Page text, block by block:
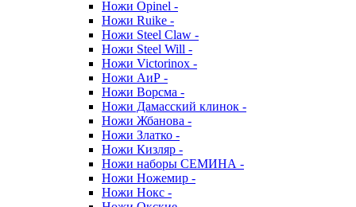
Ножи Opinel -
Ножи Ruike -
Ножи Steel Claw -
Ножи Steel Will -
Ножи Victorinox -
Ножи АиР -
Ножи Ворсма -
Ножи Дамасский клинок -
Ножи Жбанова -
Ножи Златко -
Ножи Кизляр -
Ножи наборы СЕМИНА -
Ножи Ножемир -
Ножи Нокс -